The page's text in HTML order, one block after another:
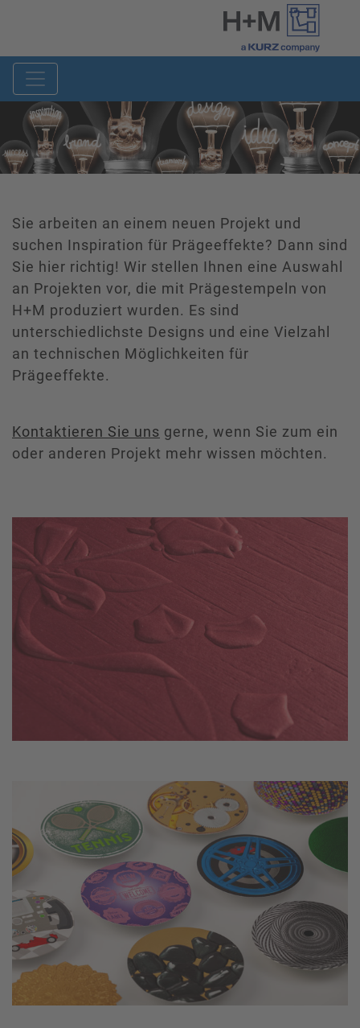
Sie arbeiten an einem neuen Projekt und
suchen Inspiration für Prägeeffekte? Dann sind
Sie hier richtig! Wir stellen Ihnen eine Auswahl
an Projekten vor, die mit Prägestempeln von
H+M produziert wurden. Es sind
unterschiedlichste Designs und eine Vielzahl
an technischen Möglichkeiten für
Prägeeffekte.
Kontaktieren Sie uns gerne, wenn Sie zum ein
oder anderen Projekt mehr wissen möchten.